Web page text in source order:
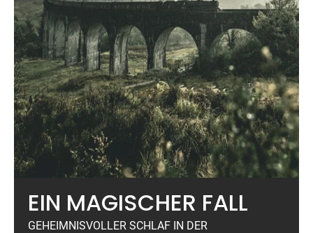
EIN MAGISCHER FALL
GEHEIMNISVOLLER SCHLAF IN DER